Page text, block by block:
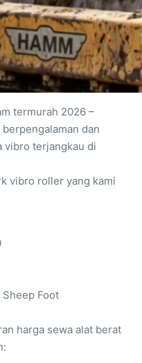
termurah 2026 –
dan
vibro terjangkau di
vibro roller yang kami
Foot
harga sewa alat berat